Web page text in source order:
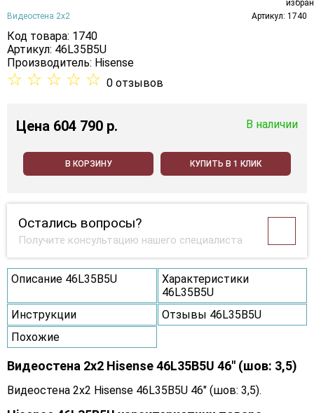
Видеостена 2x2 Артикул: 1740
Код товара: 1740
Артикул: 46L35B5U
Производитель: Hisense
☆ ☆ ☆ ☆ ☆ 0 отзывов
Цена 604 790 p. В наличии
В КОРЗИНУ КУПИТЬ В 1 КЛИК
Остались вопросы?
Получите консультацию нашего специалиста
Описание 46L35B5U
Характеристики
46L35B5U
Инструкции
Отзывы 46L35B5U
Похожие
Видеостена 2x2 Hisense 46L35B5U 46" (шов: 3,5)
Видеостена 2x2 Hisense 46L35B5U 46" (шов: 3,5).